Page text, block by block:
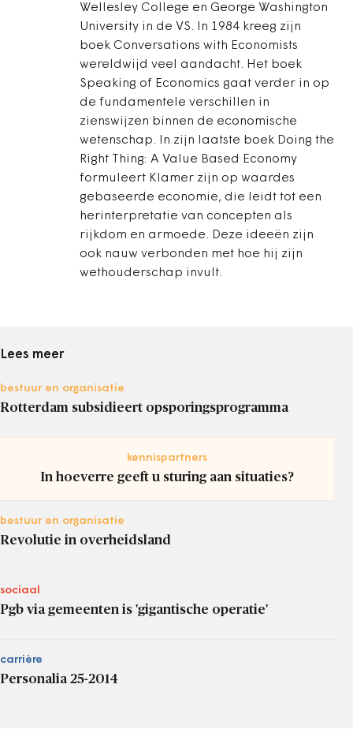
Wellesley College en George Washington
University in de VS. In 1984 kreeg zijn
boek Conversations with Economists
wereldwijd veel aandacht. Het boek
Speaking of Economics gaat verder in op
de fundamentele verschillen in
zienswijzen binnen de economische
wetenschap. In zijn laatste boek Doing the
Right Thing: A Value Based Economy
formuleert Klamer zijn op waardes
gebaseerde economie, die leidt tot een
herinterpretatie van concepten als
rijkdom en armoede. Deze ideeën zijn
ook nauw verbonden met hoe hij zijn
wethouderschap invult.
Lees meer
bestuur en organisatie
Rotterdam subsidieert opsporingsprogramma
kennispartners
In hoeverre geeft u sturing aan situaties?
bestuur en organisatie
Revolutie in overheidsland
sociaal
Pgb via gemeenten is 'gigantische operatie'
carrière
Personalia 25-2014